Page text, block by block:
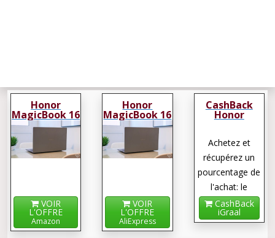
Honor
MagicBook 16
VOIR
L'OFFRE
Amazon
Honor
MagicBook 16
VOIR
L'OFFRE
AliExpress
CashBack
Honor
MagicBook 16
Achetez et
récupérez un
pourcentage de
l'achat: le
cashback !
CashBack
iGraal